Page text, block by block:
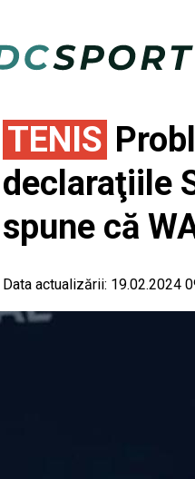
TENIS
declaraţiile
spune că
Data actualizării: 19.02.2024